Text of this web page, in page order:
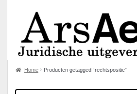
Home Producten getagged “rechtspositie”